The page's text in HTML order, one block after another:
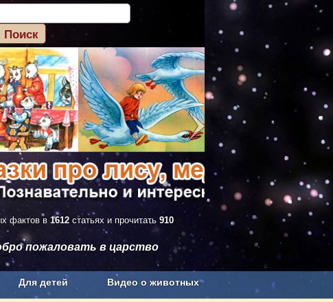
фактов в 1612 статьях и прочитать 910
пожаловать в царство
Для детей Видео о животных